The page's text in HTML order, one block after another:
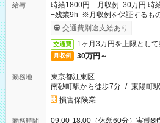
給与
時給1800円 月収例 30万円 時
+残業9h ※月収例を保証するも
交通費別途支給あり
交通費 1ヶ月3万円を上限とし
月収例 30万円～
勤務地
東京都江東区
南砂町駅から徒歩7分 / 東陽町
損害保険業
勤務時間 09:00-18:00（休憩60分）実働8